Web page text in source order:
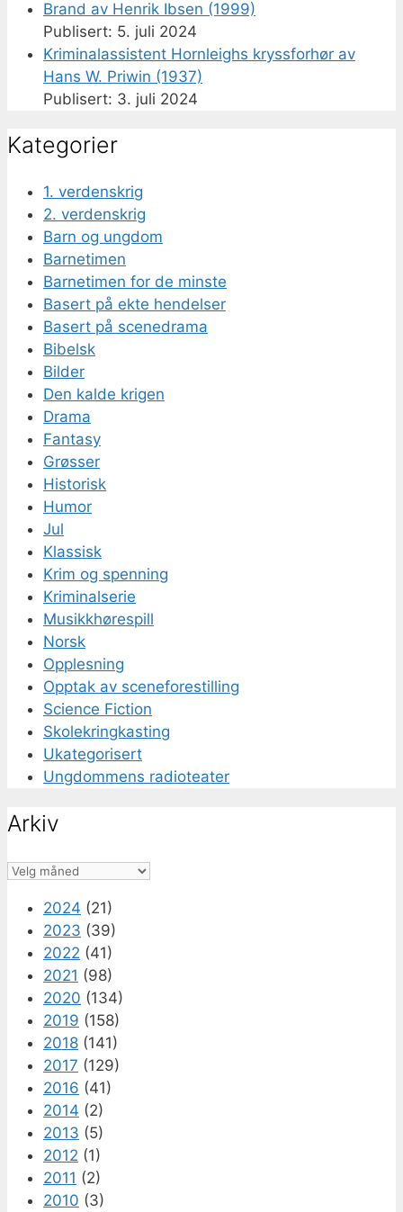
Brand av Henrik Ibsen (1999)
5. juli 2024
Kriminalassistent Hornleighs kryssforhør av
Hans W. Priwin (1937)
3. juli 2024
Kategorier
1. verdenskrig
2. verdenskrig
Barn og ungdom
Barnetimen
Barnetimen for de minste
Basert på ekte hendelser
Basert på scenedrama
Bibelsk
Bilder
Den kalde krigen
Drama
Fantasy
Grøsser
Historisk
Humor
Jul
Klassisk
Krim og spenning
Kriminalserie
Musikkhørespill
Norsk
Opplesning
Opptak av sceneforestilling
Science Fiction
Skolekringkasting
Ukategorisert
Ungdommens radioteater
Arkiv
Arkiv
2024 (21)
2023 (39)
2022 (41)
2021 (98)
2020 (134)
2019 (158)
2018 (141)
2017 (129)
2016 (41)
2014 (2)
2013 (5)
2012 (1)
2011 (2)
2010 (3)